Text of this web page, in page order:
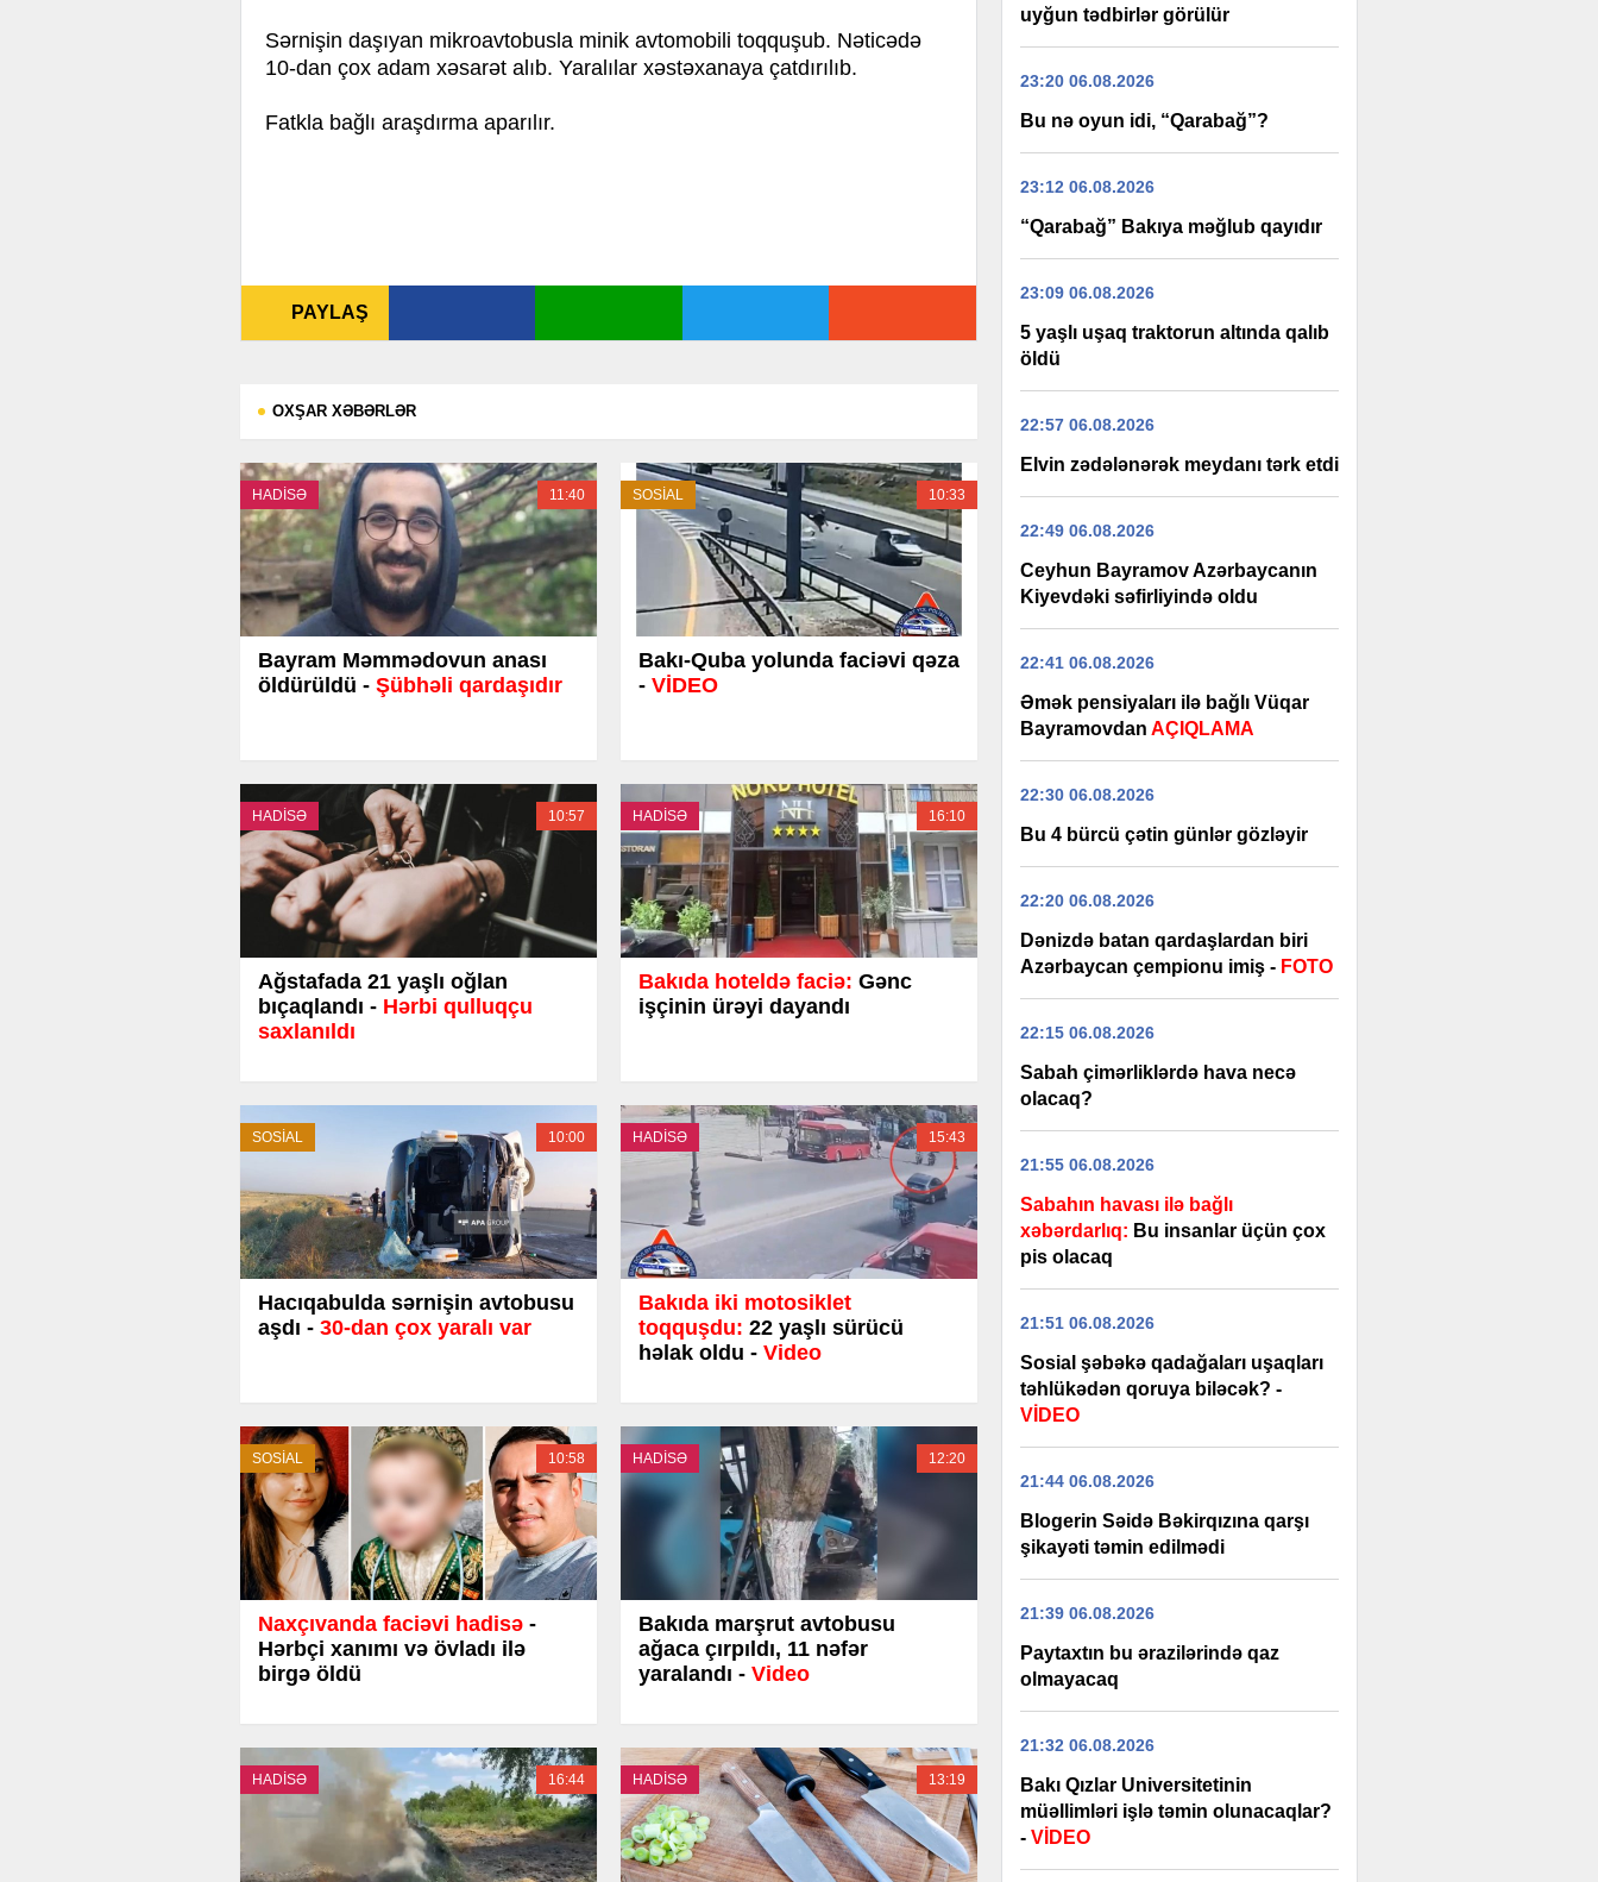
Sərnişin daşıyan mikroavtobusla minik avtomobili toqquşub. Nəticədə
10-dan çox adam xəsarət alıb. Yaralılar xəstəxanaya çatdırılıb.
Fatkla bağlı araşdırma aparılır.
PAYLAŞ
OXŞAR XƏBƏRLƏR
HADİSƏ 11:40
Bayram Məmmədovun anası
öldürüldü - Şübhəli qardaşıdır
SOSİAL 10:33
Bakı-Quba yolunda faciəvi qəza
- VİDEO
HADİSƏ 10:57
Ağstafada 21 yaşlı oğlan
bıçaqlandı - Hərbi qulluqçu
saxlanıldı
HADİSƏ 16:10
Bakıda hoteldə faciə: Gənc
işçinin ürəyi dayandı
SOSİAL 10:00
Hacıqabulda sərnişin avtobusu
aşdı - 30-dan çox yaralı var
HADİSƏ 15:43
Bakıda iki motosiklet
toqquşdu: 22 yaşlı sürücü
həlak oldu - Video
SOSİAL 10:58
Naxçıvanda faciəvi hadisə -
Hərbçi xanımı və övladı ilə
birgə öldü
HADİSƏ 12:20
Bakıda marşrut avtobusu
ağaca çırpıldı, 11 nəfər
yaralandı - Video
HADİSƏ 16:44 HADİSƏ 13:19
uyğun tədbirlər görülür
23:20 06.08.2026
Bu nə oyun idi, “Qarabağ”?
23:12 06.08.2026
“Qarabağ” Bakıya məğlub qayıdır
23:09 06.08.2026
5 yaşlı uşaq traktorun altında qalıb
öldü
22:57 06.08.2026
Elvin zədələnərək meydanı tərk etdi
22:49 06.08.2026
Ceyhun Bayramov Azərbaycanın
Kiyevdəki səfirliyində oldu
22:41 06.08.2026
Əmək pensiyaları ilə bağlı Vüqar
Bayramovdan AÇIQLAMA
22:30 06.08.2026
Bu 4 bürcü çətin günlər gözləyir
22:20 06.08.2026
Dənizdə batan qardaşlardan biri
Azərbaycan çempionu imiş - FOTO
22:15 06.08.2026
Sabah çimərliklərdə hava necə
olacaq?
21:55 06.08.2026
Sabahın havası ilə bağlı
xəbərdarlıq: Bu insanlar üçün çox
pis olacaq
21:51 06.08.2026
Sosial şəbəkə qadağaları uşaqları
təhlükədən qoruya biləcək? -
VİDEO
21:44 06.08.2026
Blogerin Səidə Bəkirqızına qarşı
şikayəti təmin edilmədi
21:39 06.08.2026
Paytaxtın bu ərazilərində qaz
olmayacaq
21:32 06.08.2026
Bakı Qızlar Universitetinin
müəllimləri işlə təmin olunacaqlar?
- VİDEO